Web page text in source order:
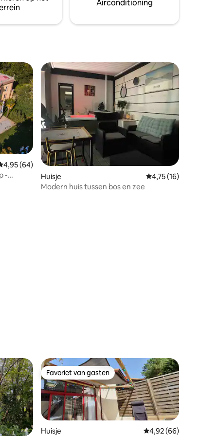
Airconditioning
beoordeling van 4,95 op 5, 64 recensies
4,95 (64)
-
Huisje Gemiddelde
4,75 (16)
Modern huis tussen bos en zee
Favoriet van gasten
Favoriet van gasten
Huisje Gemiddelde
4,92 (66)